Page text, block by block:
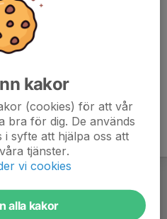
kakor
(cookies) för att vår
bra för dig. De används
syfte att hjälpa oss att
tjänster.
vi cookies
alla kakor